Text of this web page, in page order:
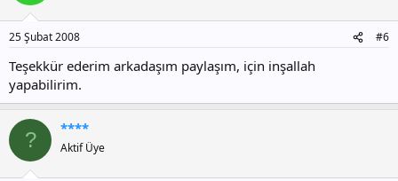
25 Şubat 2008 #6
Teşekkür ederim arkadaşım paylaşım, için inşallah
yapabilirim.
? ****
Aktif Üye